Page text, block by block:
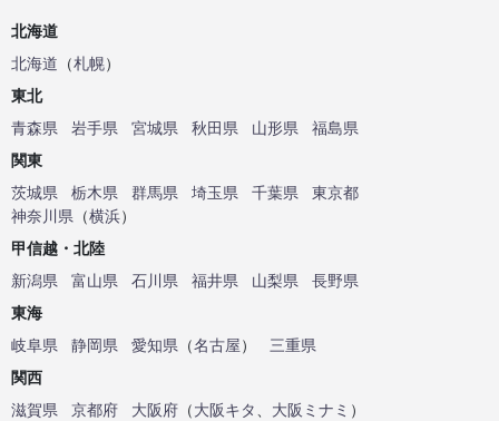
北海道
北海道 （札幌）
東北
青森県
岩手県 宮城県 秋田県 山形県
福島県
関東
茨城県
栃木県 群馬県 埼玉県 千葉県
東京都
神奈川県 （横浜）
甲信越・北陸
新潟県
富山県 石川県 福井県 山梨県
長野県
東海
岐阜県
静岡県 愛知県 （名古屋）
三重県
関西
滋賀県
京都府 大阪府 （大阪キタ 大阪ミナミ ）